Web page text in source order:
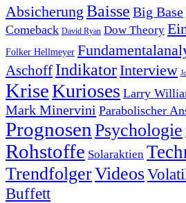
Absicherung Baisse Big Base
Comeback David Ryan Dow Theory
Folker Hellmeyer
Aschoff IndikatorInterview
KriseKurioses Larry
Mark Minervini Parabolischer
Prognosen Psychologie
Rohstoffe Solaraktien
TrendfolgerVideos
Buffett